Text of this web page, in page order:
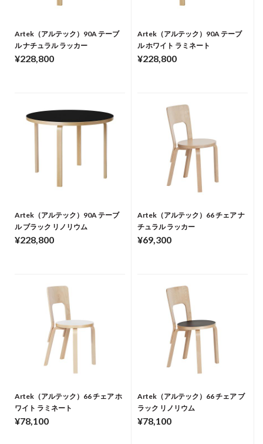
Artek（アルテック）90A テーブ
ル ナチュラル ラッカー
¥228,800
Artek（アルテック）90A テーブ
ル ホワイト ラミネート
¥228,800
Artek（アルテック）90A テーブ
ル ブラック リノリウム
¥228,800
Artek（アルテック）66 チェア ナ
チュラル ラッカー
¥69,300
Artek（アルテック）66 チェア ホ
ワイト ラミネート
¥78,100
Artek（アルテック）66 チェア ブ
ラック リノリウム
¥78,100